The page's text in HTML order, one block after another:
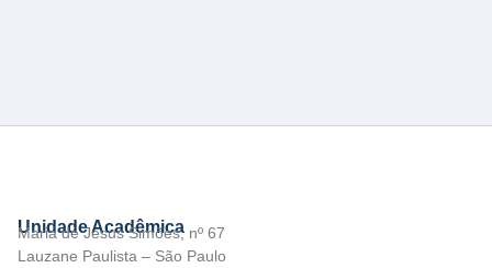
Unidade Acadêmica
Maria de Jesus Simões, nº 67
Lauzane Paulista – São Paulo